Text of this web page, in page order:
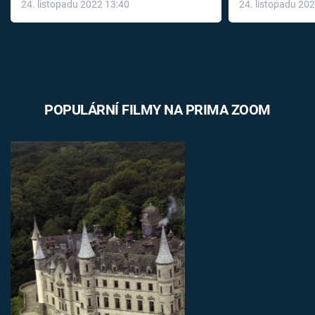
24. listopadu 2022 13:40 léky
24. listopadu
POPULÁRNÍ FILMY NA PRIMA ZOOM